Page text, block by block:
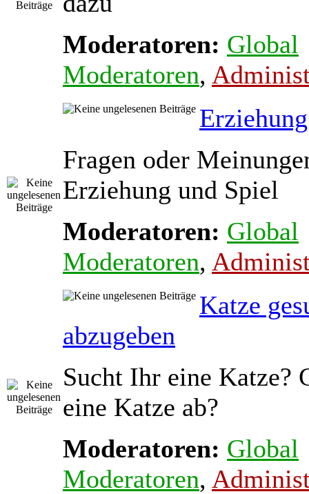
Moderatoren: Global
Moderatoren,
Fragen oder
Erziehung und Spiel
Moderatoren: Global
Moderatoren,
Katze
abzugeben
Sucht Ihr eine Katze?
eine Katze ab?
Moderatoren: Global
Moderatoren,